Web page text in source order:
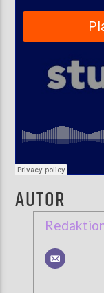
AUTOR